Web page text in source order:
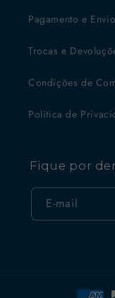
Pagamento e Envio
Trocas e
Condições de
Política de
Fique por
E-mail
Formas